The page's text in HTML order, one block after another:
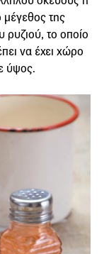
μέγεθος της
ρυζιού, το οποίο
να έχει χώρο
ύψος.